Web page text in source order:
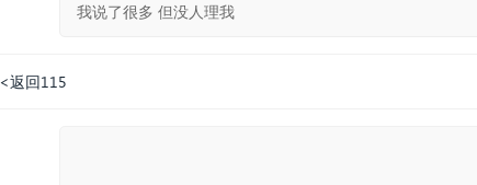
我说了很多 但没人理我
<返回115